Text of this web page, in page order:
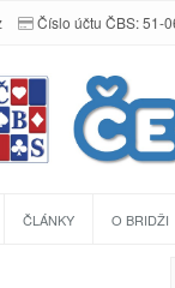
Číslo účtu ČBS: 51-
ČLÁNKY O BRIDŽI